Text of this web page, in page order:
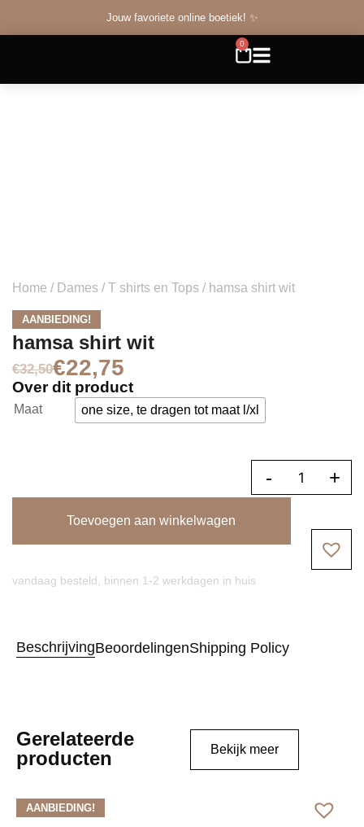
Jouw favoriete online boetiek! ✨
0
Home / Dames /T shirts en Tops / hamsa shirt wit
AANBIEDING!
hamsa shirt wit
€32,50€22,75
Over dit product
Maat one size, te dragen tot maat l/xl
- +
Toevoegen aan winkelwagen
vandaag besteld, binnen 1-2 werkdagen in huis
BeschrijvingBeoordelingenShipping Policy
Gerelateerde
producten
Bekijk meer
AANBIEDING!